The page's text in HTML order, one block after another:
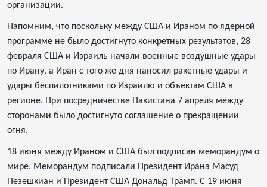
организации.
Напомним, что поскольку между США и Ираном по ядерной
программе не было достигнуто конкретных результатов, 28
февраля США и Израиль начали военные воздушные удары
по Ирану, а Иран с того же дня наносил ракетные удары и
удары беспилотниками по Израилю и объектам США в
регионе. При посредничестве Пакистана 7 апреля между
сторонами было достигнуто соглашение о прекращении
огня.
18 июня между Ираном и США был подписан меморандум о
мире. Меморандум подписали Президент Ирана Масуд
Пезешкиан и Президент США Дональд Трамп. С 19 июня